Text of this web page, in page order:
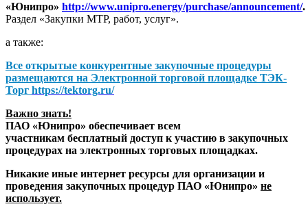
«Юнипро» http://www.unipro.energy/purchase/announcement/.
Раздел «Закупки МТР, работ, услуг».
а также:
Все открытые конкурентные закупочные процедуры
размещаются на Электронной торговой площадке ТЭК-
Торг https://tektorg.ru/
Важно знать!
ПАО «Юнипро» обеспечивает всем
участникам бесплатный доступ к участию в закупочных
процедурах на электронных торговых площадках.
Никакие иные интернет ресурсы для организации и
проведения закупочных процедур ПАО «Юнипро» не
использует.